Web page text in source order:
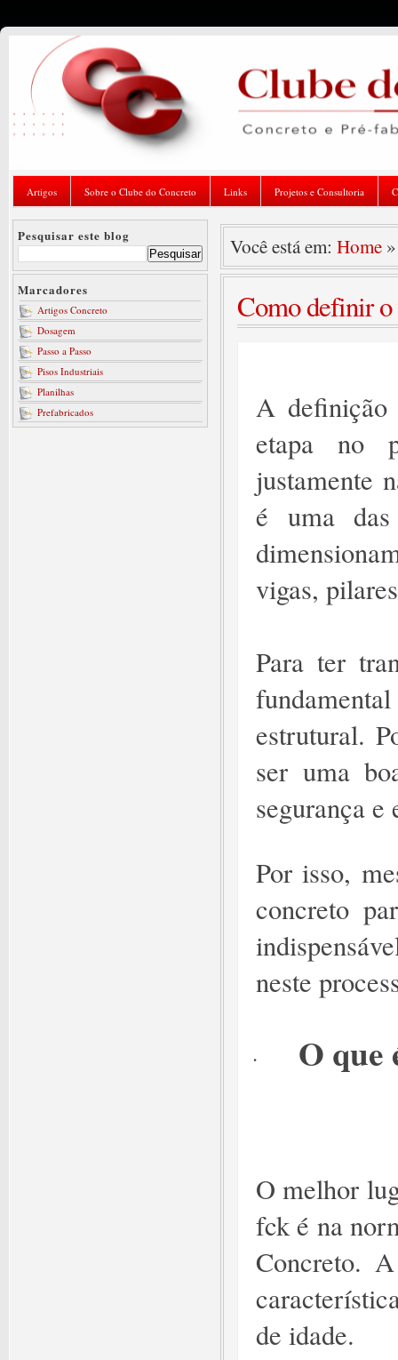
Artigos Sobre o Clube do Concreto Links Projetos e Consultoria
Pesquisar este blog
Marcadores
Artigos Concreto
Dosagem
Passo a Passo
Pisos Industriais
Planilhas
Prefabricados
Você está em: Home
Como definir o
A
etapa no
justamente
é uma das
vigas,
Para ter
estrutural.
ser uma
segurança e
Por isso,
concreto
neste
· O que
O melhor
fck é na
Concreto.
de idade.